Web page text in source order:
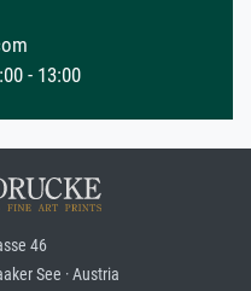
- 13:00
46
See · Austria